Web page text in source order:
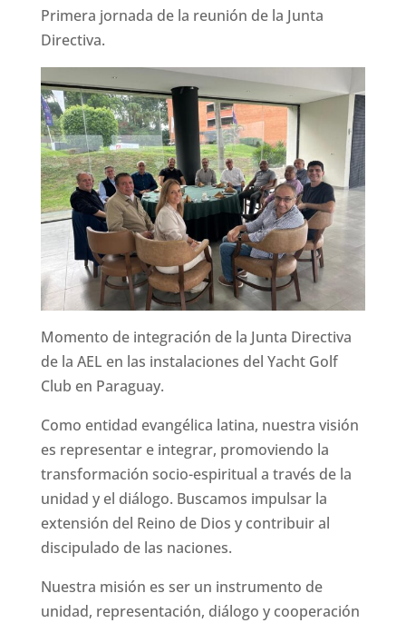
Primera jornada de la reunión de la Junta
Directiva.
Momento de integración de la Junta Directiva
de la AEL en las instalaciones del Yacht Golf
Club en Paraguay.
Como entidad evangélica latina, nuestra visión
es representar e integrar, promoviendo la
transformación socio-espiritual a través de la
unidad y el diálogo. Buscamos impulsar la
extensión del Reino de Dios y contribuir al
discipulado de las naciones.
Nuestra misión es ser un instrumento de
unidad, representación, diálogo y cooperación